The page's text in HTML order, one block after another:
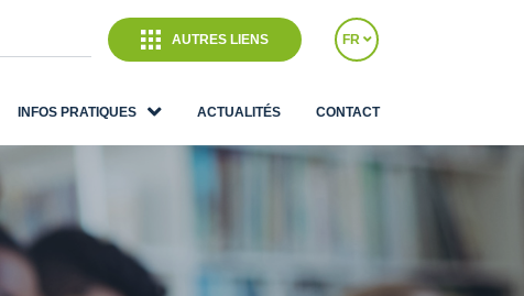
AUTRES LIENS FR
INFOS PRATIQUES ACTUALITÉS CONTACT